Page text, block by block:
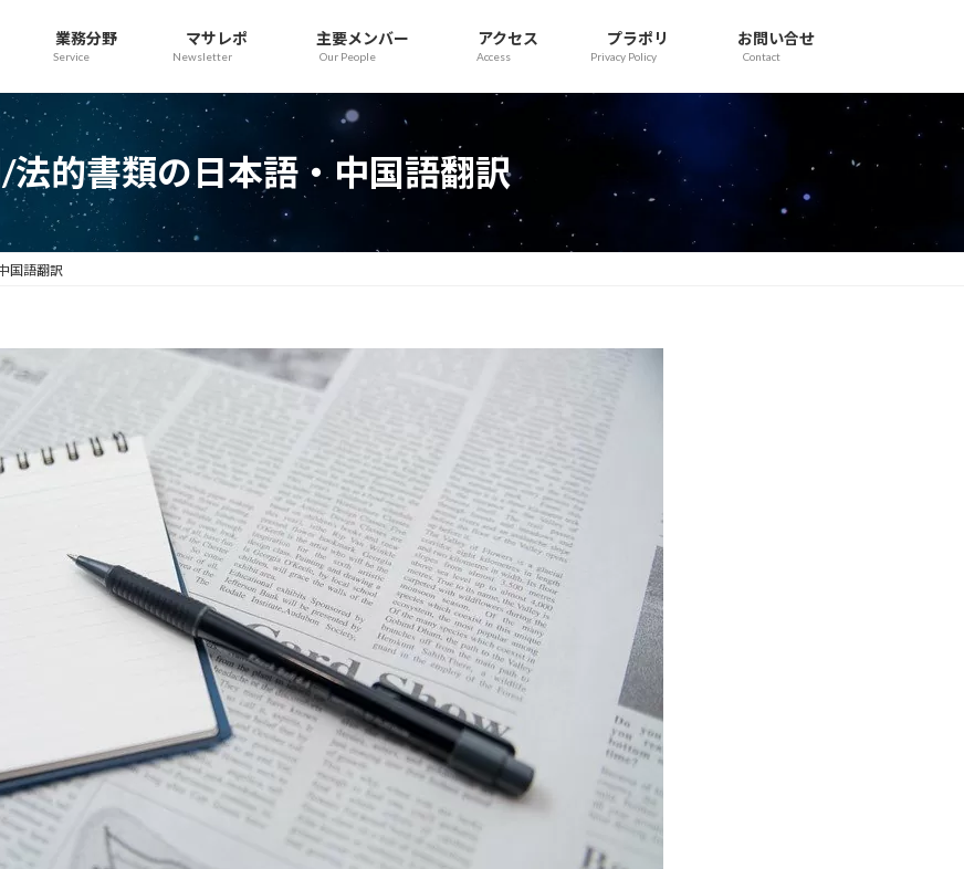
業務分野
Service
マサレポ
Newsletter
主要メンバー
Our People
アクセス
Access
プラポリ
Privacy Policy
お問い合せ
Contact
法的書類の日本語・中国語翻訳
国語翻訳